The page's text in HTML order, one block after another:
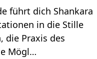
führt dich Shankara
in die Stille
die Praxis des
Mögl…